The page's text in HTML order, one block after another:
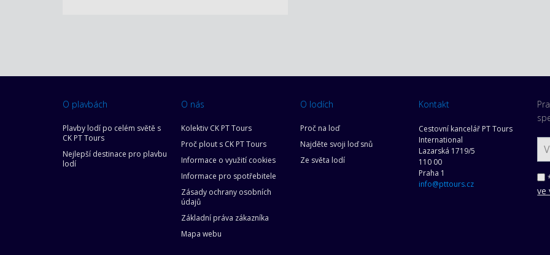
O plavbách
Plavby lodí po celém světě s
CK PT Tours
Nejlepší destinace pro plavbu
lodí
O nás
Kolektiv CK PT Tours
Proč plout s CK PT Tours
Informace o využití cookies
Informace pro spotřebitele
Zásady ochrany osobních
údajů
Základní práva zákazníka
Mapa webu
O lodích
Proč na loď
Najděte svoji loď snů
Ze světa lodí
Kontakt
Cestovní kancelář PT Tours
International
Lazarská 1719/5
110 00
Praha 1
info@pttours.cz
ve